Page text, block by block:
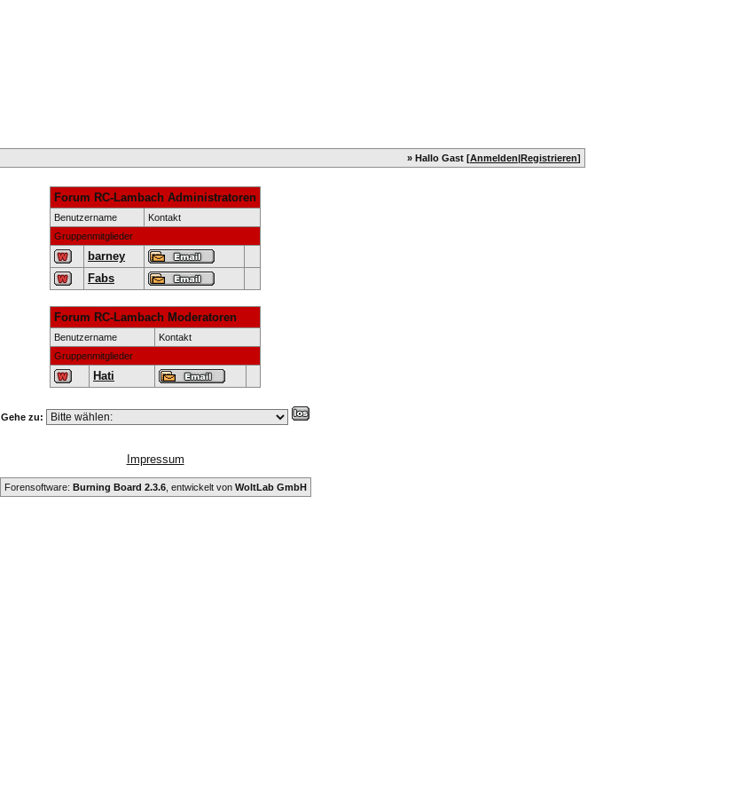
» Hallo Gast [Anmelden|Registrieren]
Forum RC-Lambach Administratoren
Benutzername
Kontakt
Gruppenmitglieder
barney
Fabs
Forum RC-Lambach Moderatoren
Benutzername
Kontakt
Gruppenmitglieder
Hati
Gehe zu:
Impressum
Forensoftware: Burning Board 2.3.6, entwickelt von WoltLab GmbH